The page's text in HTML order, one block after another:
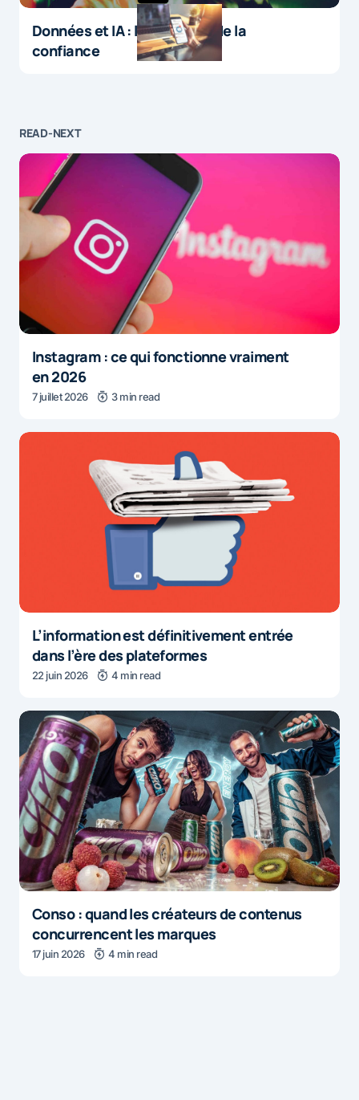
Données et IA : le paradoxe de la
confiance
READ-NEXT
Instagram : ce qui fonctionne vraiment
en 2026
7 juillet 2026 3 min read
L’information est définitivement entrée
dans l’ère des plateformes
22 juin 2026 4 min read
Conso : quand les créateurs de contenus
concurrencent les marques
17 juin 2026 4 min read